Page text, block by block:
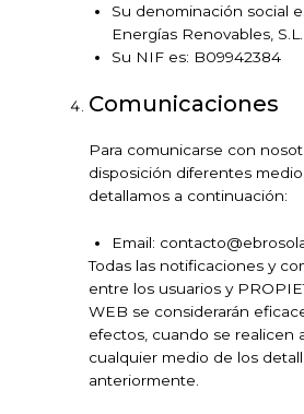
Su denominación social
Energías Renovables, S.L.
Su NIF es: B09942384
Comunicaciones
Para comunicarse con
disposición diferentes
detallamos a continuación:
Email:
Todas las notificaciones y
entre los usuarios y
WEB se considerarán
efectos, cuando se realicen
cualquier medio de los
anteriormente.